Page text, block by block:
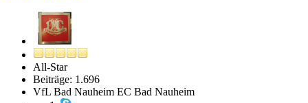
All-Star
Beiträge: 1.696
VfL Bad Nauheim EC Bad Nauheim